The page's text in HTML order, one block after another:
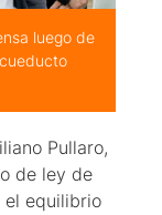
luego de
Pullaro,
de ley de
el equilibrio